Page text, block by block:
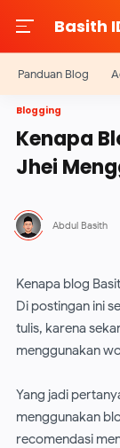
Basith
Panduan Blog
Blogging
Kenapa
Jhei
Kenapa blog
Di postingan ini
tulis, karena
menggunakan
Yang jadi
menggunakan
recomendasi